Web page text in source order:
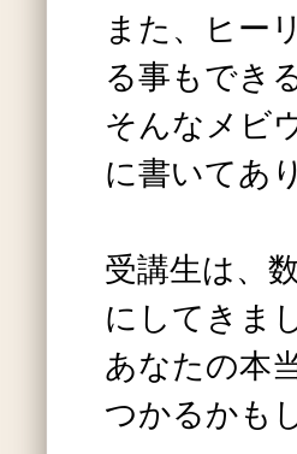
また、ヒー
る事もでき
そんなメビ
に書いてあ
受講生は、
にしてきま
あなたの本
つかるかも